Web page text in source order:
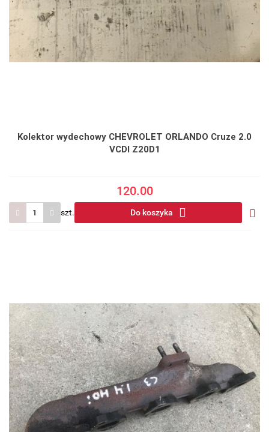
Kolektor wydechowy CHEVROLET ORLANDO Cruze 2.0
VCDI Z20D1
120.00
szt. Do koszyka